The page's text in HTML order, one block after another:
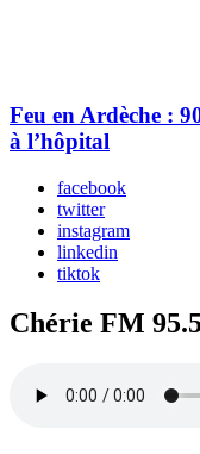
Feu en Ardèche :
à l’hôpital
facebook
twitter
instagram
linkedin
tiktok
Chérie FM